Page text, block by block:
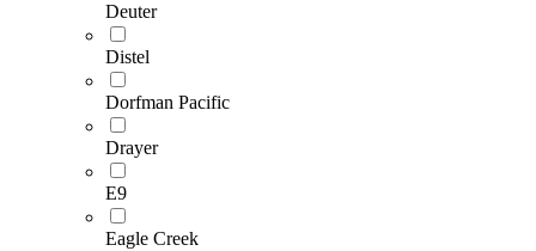
Deuter
Distel
Dorfman Pacific
Drayer
E9
Eagle Creek